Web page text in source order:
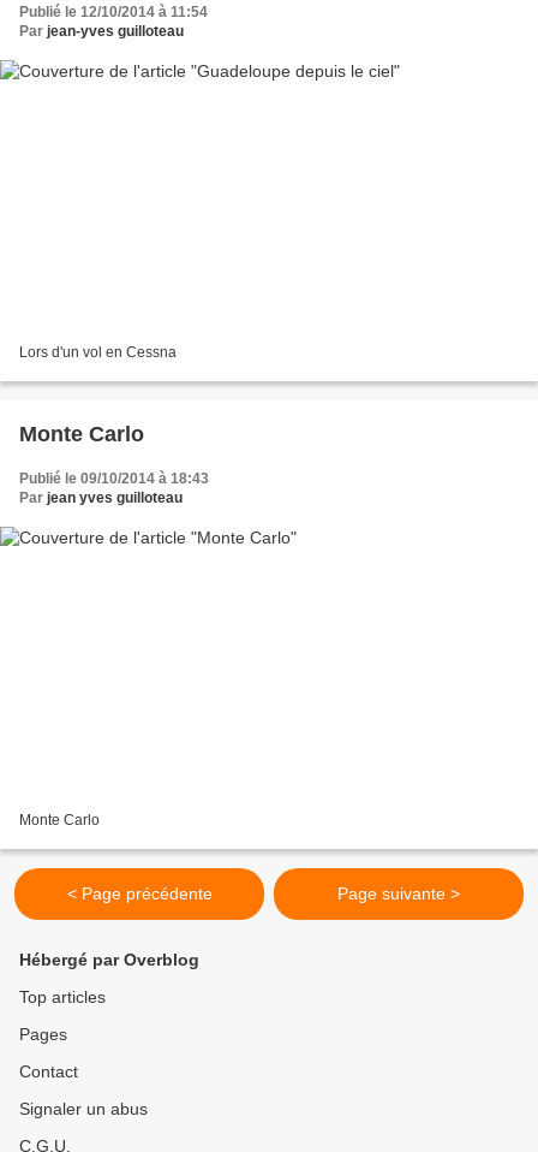
Publié le 12/10/2014 à 11:54
Par jean-yves guilloteau
Lors d'un vol en Cessna
Monte Carlo
Publié le 09/10/2014 à 18:43
Par jean yves guilloteau
Monte Carlo
< Page précédente Page suivante >
Hébergé par Overblog
Top articles
Pages
Contact
Signaler un abus
C.G.U.